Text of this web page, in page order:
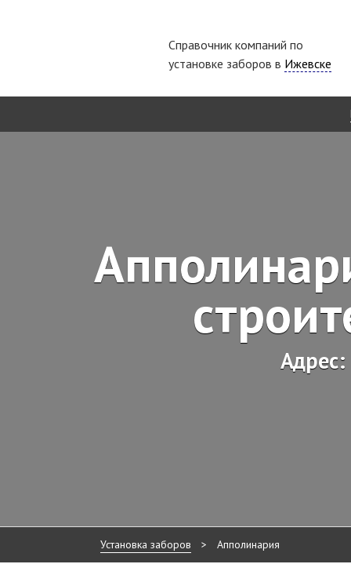
Справочник компаний по
установке заборов в Ижевске
Адрес:
Установка заборов > Апполинария